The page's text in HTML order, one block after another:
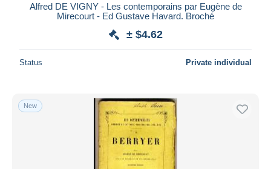
Alfred DE VIGNY - Les contemporains par Eugène de
Mirecourt - Ed Gustave Havard. Broché
± $4.62
Status Private individual
New